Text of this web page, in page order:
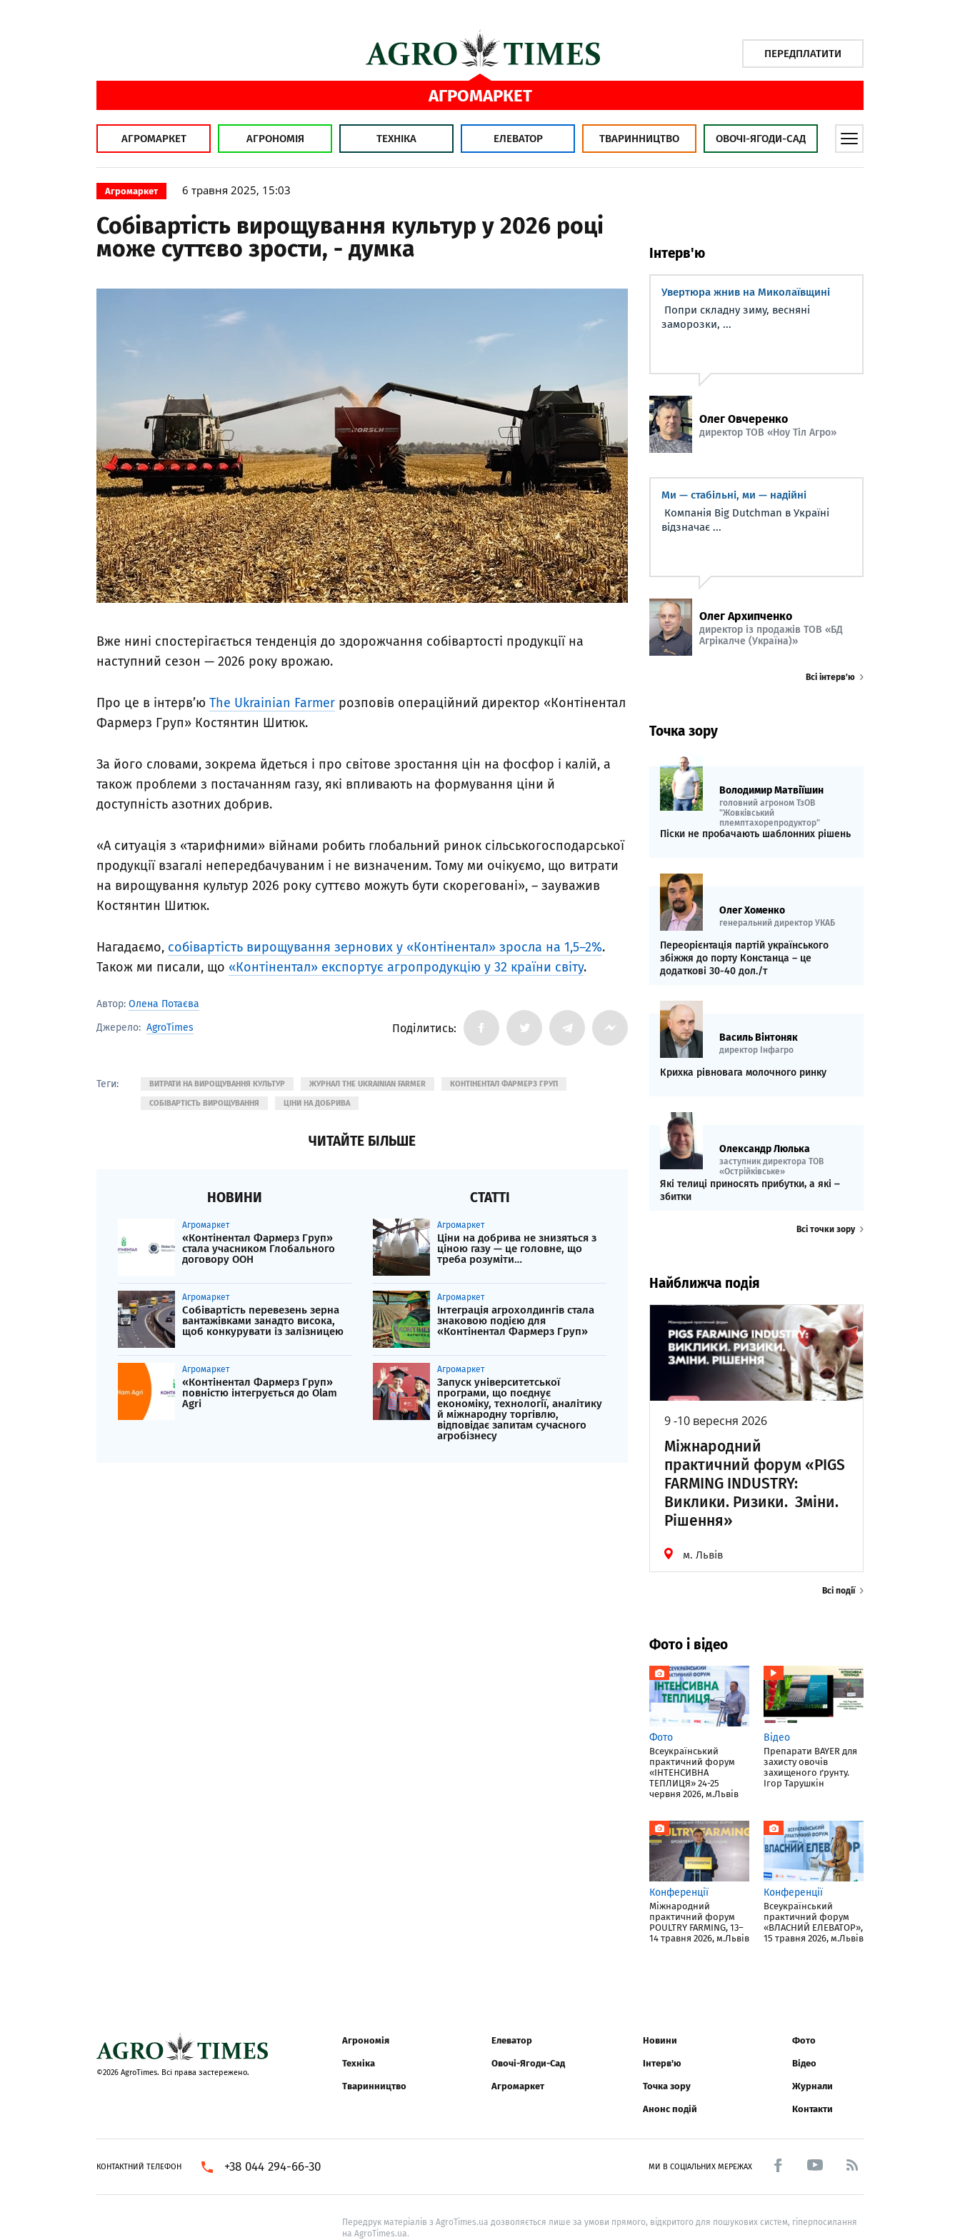
ПЕРЕДПЛАТИТИ
АГРОМАРКЕТ
АГРОМАРКЕТ АГРОНОМІЯ ТЕХНІКА ЕЛЕВАТОР ТВАРИННИЦТВО ОВОЧІ-ЯГОДИ-САД
Агромаркет 6 травня 2025, 15:03
Собівартість вирощування культур у 2026 році
може суттєво зрости, - думка
Вже нині спостерігається тенденція до здорожчання собівартості продукції на
наступний сезон — 2026 року врожаю.
Про це в інтерв’ю The Ukrainian Farmer розповів операційний директор «Контінентал
Фармерз Груп» Костянтин Шитюк.
За його словами, зокрема йдеться і про світове зростання цін на фосфор і калій, а
також проблеми з постачанням газу, які впливають на формування ціни й
доступність азотних добрив.
«А ситуація з «тарифними» війнами робить глобальний ринок сільськогосподарської
продукції взагалі непередбачуваним і не визначеним. Тому ми очікуємо, що витрати
на вирощування культур 2026 року суттєво можуть бути скореговані», – зауважив
Костянтин Шитюк.
Нагадаємо, собівартість вирощування зернових у «Контінентал» зросла на 1,5–2%.
Також ми писали, що «Контінентал» експортує агропродукцію у 32 країни світу.
Автор: Олена Потаєва
Джерело: AgroTimes Поділитись:
Теги: ВИТРАТИ НА ВИРОЩУВАННЯ КУЛЬТУР ЖУРНАЛ THE UKRAINIAN FARMER КОНТІНЕНТАЛ ФАРМЕРЗ ГРУП
СОБІВАРТІСТЬ ВИРОЩУВАННЯ ЦІНИ НА ДОБРИВА
ЧИТАЙТЕ БІЛЬШЕ
НОВИНИ
Агромаркет
«Контінентал Фармерз Груп»
стала учасником Глобального
договору ООН
Агромаркет
Собівартість перевезень зерна
вантажівками занадто висока,
щоб конкурувати із залізницею
Агромаркет
«Контінентал Фармерз Груп»
повністю інтегрується до Olam
Agri
СТАТТІ
Агромаркет
Ціни на добрива не знизяться з
ціною газу — це головне, що
треба розуміти…
Агромаркет
Інтеграція агрохолдингів стала
знаковою подією для
«Контінентал Фармерз Груп»
Агромаркет
Запуск університетської
програми, що поєднує
економіку, технології, аналітику
й міжнародну торгівлю,
відповідає запитам сучасного
агробізнесу
Інтерв'ю
Увертюра жнив на Миколаївщині
Попри складну зиму, весняні
заморозки, ...
Олег Овчеренко
директор ТОВ «Ноу Тіл Агро»
Ми — стабільні, ми — надійні
Компанія Big Dutchman в Україні
відзначає ...
Олег Архипченко
директор із продажів ТОВ «БД
Агрікалче (Україна)»
Всі інтерв’ю
Точка зору
Володимир Матвіїшин
головний агроном ТзОВ
"Жовківський
племптахорепродуктор"
Піски не пробачають шаблонних рішень
Олег Хоменко
генеральний директор УКАБ
Переорієнтація партій українського
збіжжя до порту Констанца – це
додаткові 30-40 дол./т
Василь Вінтоняк
директор Інфагро
Крихка рівновага молочного ринку
Олександр Люлька
заступник директора ТОВ
«Острійківське»
Які телиці приносять прибутки, а які ‒
збитки
Всі точки зору
Найближча подія
9 -10 вересня 2026
Міжнародний
практичний форум «PIGS
FARMING INDUSTRY:
Виклики. Ризики. Зміни.
Рішення»
м. Львів
Всі події
Фото і відео
Фото
Всеукраїнський
практичний форум
«ІНТЕНСИВНА
ТЕПЛИЦЯ» 24-25
червня 2026, м.Львів
Відео
Препарати BAYER для
захисту овочів
захищеного ґрунту.
Ігор Тарушкін
Конференції
Міжнародний
практичний форум
POULTRY FARMING, 13–
14 травня 2026, м.Львів
Конференції
Всеукраїнський
практичний форум
«ВЛАСНИЙ ЕЛЕВАТОР»,
15 травня 2026, м.Львів
©2026 AgroTimes. Всі права застережено.
Агрономія
Техніка
Тваринництво
Елеватор
Овочі-Ягоди-Сад
Агромаркет
Новини
Інтерв'ю
Точка зору
Анонс подій
Фото
Відео
Журнали
Контакти
КОНТАКТНИЙ ТЕЛЕФОН +38 044 294-66-30 МИ В СОЦІАЛЬНИХ МЕРЕЖАХ
Передрук матеріалів з AgroTimes.ua дозволяється лише за умови прямого, відкритого для пошукових систем, гіперпосилання
на AgroTimes.ua.